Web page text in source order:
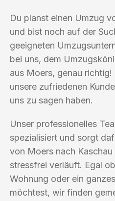
Du planst einen Umzug
und bist noch auf der
geeigneten
bei uns, dem
aus Moers, genau
unsere zufriedenen
uns zu sagen haben.
Unser professionelles
spezialisiert und sorgt
von Moers nach
stressfrei verläuft. Egal
Wohnung oder ein
möchtest, wir finden